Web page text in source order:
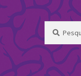
por: